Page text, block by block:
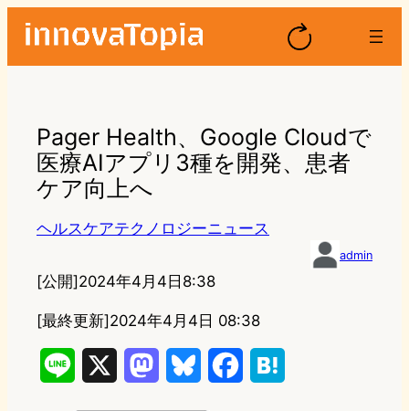
Pager Health、Google Cloudで
医療AIアプリ3種を開発、患者
ケア向上へ
ヘルスケアテクノロジーニュース
admin
[公開]2024年4月4日8:38
[最終更新]2024年4月4日 08:38